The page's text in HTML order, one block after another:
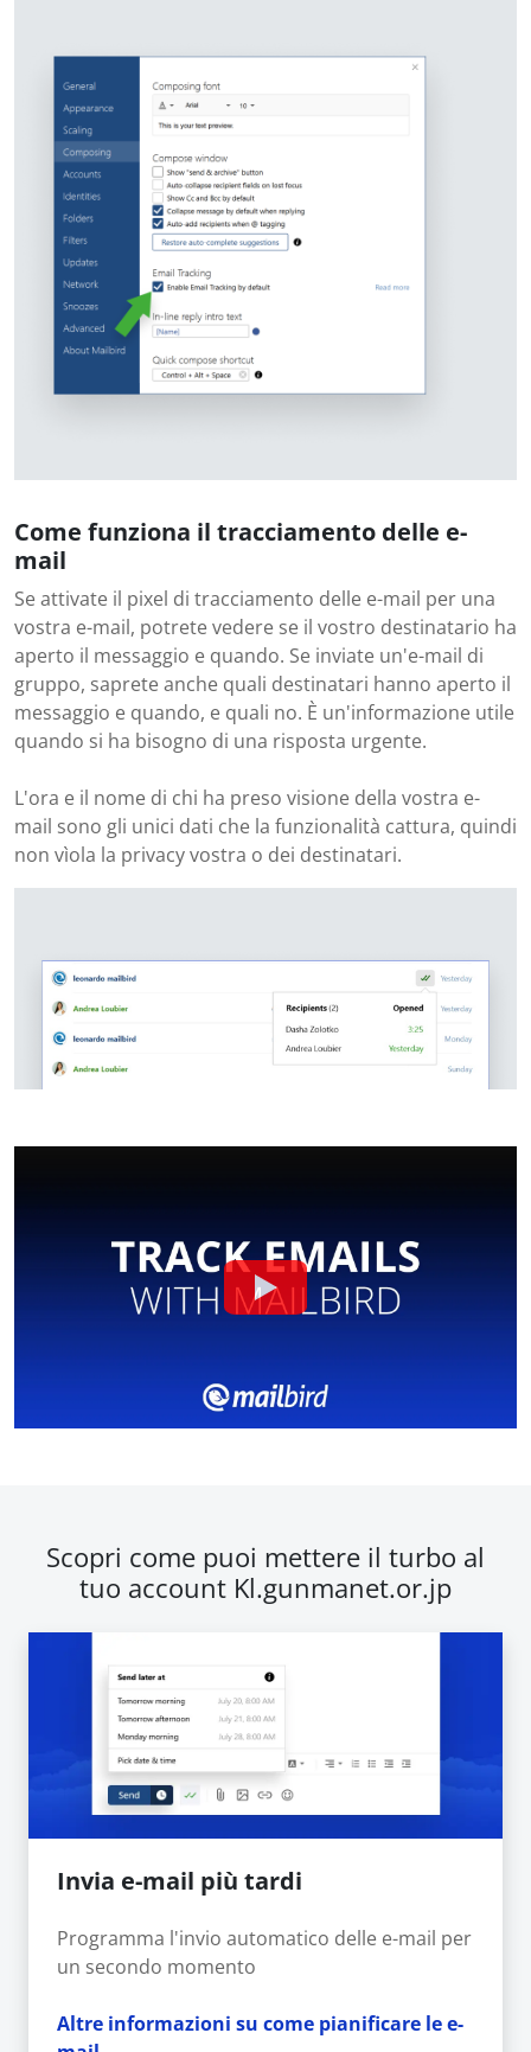
Come funziona il tracciamento delle e-
mail
Se attivate il pixel di tracciamento delle e-mail per una
vostra e-mail, potrete vedere se il vostro destinatario ha
aperto il messaggio e quando. Se inviate un'e-mail di
gruppo, saprete anche quali destinatari hanno aperto il
messaggio e quando, e quali no. È un'informazione utile
quando si ha bisogno di una risposta urgente.
L'ora e il nome di chi ha preso visione della vostra e-
mail sono gli unici dati che la funzionalità cattura, quindi
non vìola la privacy vostra o dei destinatari.
Scopri come puoi mettere il turbo al
tuo account Kl.gunmanet.or.jp
Invia e-mail più tardi
Programma l'invio automatico delle e-mail per
un secondo momento
Altre informazioni su come pianificare le e-